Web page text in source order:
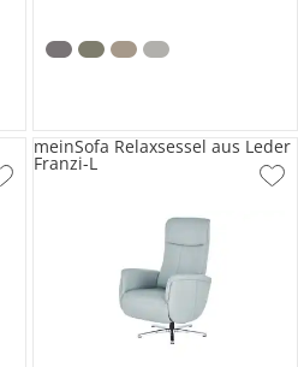
meinSofa Relaxsessel aus Leder
Franzi-L